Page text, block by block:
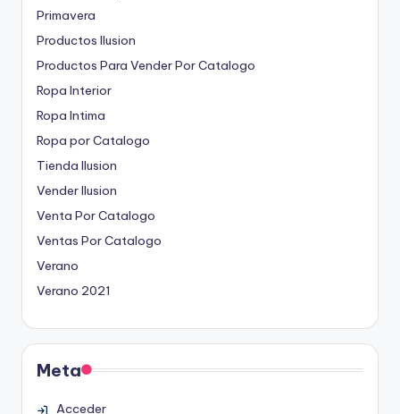
Primavera
Productos Ilusion
Productos Para Vender Por Catalogo
Ropa Interior
Ropa Intima
Ropa por Catalogo
Tienda Ilusion
Vender Ilusion
Venta Por Catalogo
Ventas Por Catalogo
Verano
Verano 2021
Meta
Acceder